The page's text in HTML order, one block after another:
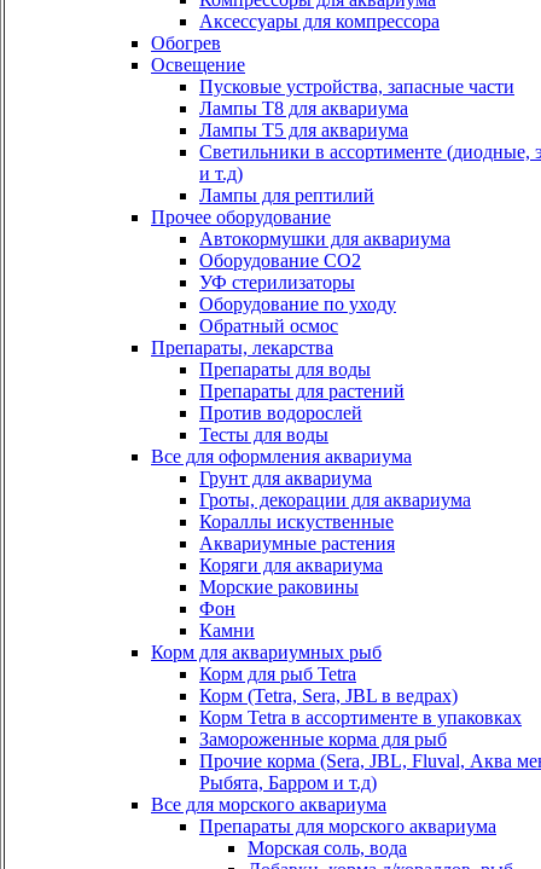
Аксессуары для компрессора
Обогрев
Освещение
Пусковые устройства, запасные части
Лампы Т8 для аквариума
Лампы Т5 для аквариума
Светильники в ассортименте (диодные,
и т.д)
Лампы для рептилий
Прочее оборудование
Автокормушки для аквариума
Оборудование СО2
УФ стерилизаторы
Оборудование по уходу
Обратный осмос
Препараты, лекарства
Препараты для воды
Препараты для растений
Против водорослей
Тесты для воды
Все для оформления аквариума
Грунт для аквариума
Гроты, декорации для аквариума
Кораллы искуственные
Аквариумные растения
Коряги для аквариума
Морские раковины
Фон
Камни
Корм для аквариумных рыб
Корм для рыб Tetra
Корм (Tetra, Sera, JBL в ведрах)
Корм Tetra в ассортименте в упаковках
Замороженные корма для рыб
Прочие корма (Sera, JBL, Fluval, Аква
Рыбята, Барром и т.д)
Все для морского аквариума
Препараты для морского аквариума
Морская соль, вода